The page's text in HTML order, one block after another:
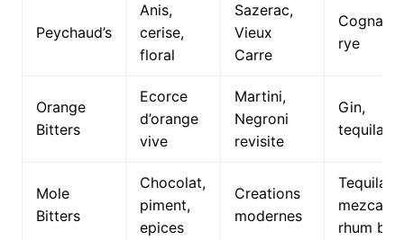
Peychaud’s
Anis,
cerise,
floral
Sazerac,
Vieux
Carre
Cognac,
rye
Orange
Bitters
Ecorce
d’orange
vive
Martini,
Negroni
revisite
Gin,
tequila
Mole
Bitters
Chocolat,
piment,
epices
Creations
modernes
Tequila,
mezcal,
rhum